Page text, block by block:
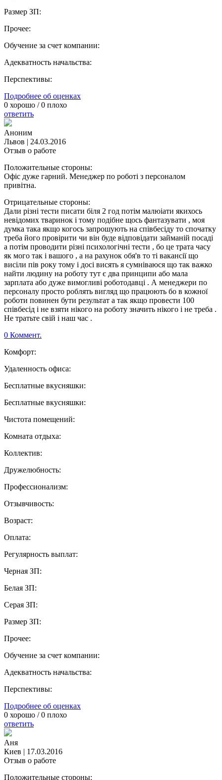
Размер ЗП:
Прочее:
Обучение за счет компании:
Адекватность начальства:
Перспективы:
Подробнее об оценках
0 хорошо /0 плохо
ответить
Аноним
Львов | 24.03.2016
Отзыв о работе
Положительные стороны:
Офіс дуже гарний. Менеджер по роботі з персоналом
привітна.
Отрицательные стороны:
Дали різні тести писати біля 2 год потім малюіати якихось
невідомих тваринок і тому подібне щось фантазувати , моя
думка така якщо когось запрошують на співбесіду то спочатку
треба його провірити чи він буде відповідати займаній посаді
а потім проводити різні психологічні тести , бо це трата часу
як мого так і вашого , а на рахунок обя'в то ті вакансії що
висіли пів року тому і досі висять я сумніваюся що так важко
найти людину на роботу тут є два принципи або мала
зарплата або дуже вимогливі роботодавці . А менеджери по
персоналу просто роблять вигляд що працюють бо в кожної
роботи повинен бути результат а так якщо провести 100
співбесід і не взяти нікого на роботу значить нікого і не треба .
Не тратьте свій і наш час .
0 Коммент.
Комфорт:
Удаленность офиса:
Бесплатные вкусняшки:
Бесплатные вкусняшки:
Чистота помещений:
Комната отдыха:
Коллектив:
Дружелюбность:
Профессионализм:
Отзывчивость:
Возраст:
Оплата:
Регулярность выплат:
Черная ЗП:
Белая ЗП:
Серая ЗП:
Размер ЗП:
Прочее:
Обучение за счет компании:
Адекватность начальства:
Перспективы:
Подробнее об оценках
0 хорошо /0 плохо
ответить
Аня
Киев | 17.03.2016
Отзыв о работе
Положительные стороны: